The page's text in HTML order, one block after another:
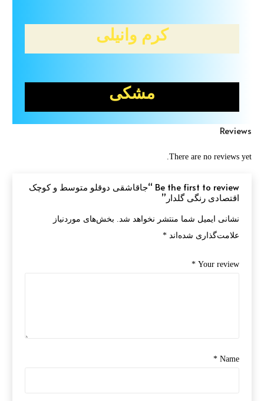
کرم وانیلی
مشکی
Reviews
There are no reviews yet.
Be the first to review “جاقاشقی دوقلو متوسط و کوچک
اقتصادی رنگی گلدار”
نشانی ایمیل شما منتشر نخواهد شد. بخش‌های موردنیاز
علامت‌گذاری شده‌اند *
Your review
*
Name
*